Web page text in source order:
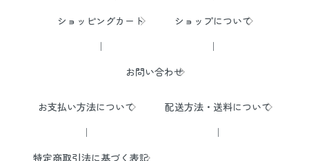
ショッピングカート ショップについて
お問い合わせ
お支払い方法について 配送方法・送料について
特定商取引法に基づく表記